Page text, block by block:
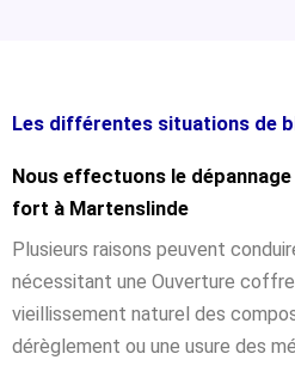
Les différentes situations de
Nous effectuons le
fort à Martenslinde
Plusieurs raisons peuvent
nécessitant une Ouverture coffre
vieillissement naturel des
dérèglement ou une usure des